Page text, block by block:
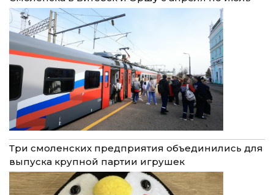
Три смоленских предприятия объединились для
выпуска крупной партии игрушек